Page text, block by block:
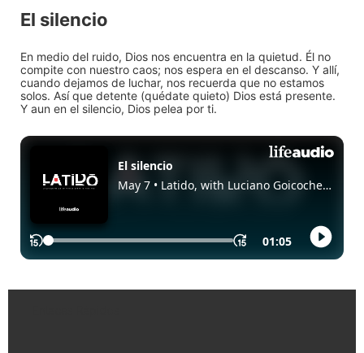
El silencio
En medio del ruido, Dios nos encuentra en la quietud. Él no
compite con nuestro caos; nos espera en el descanso. Y allí,
cuando dejamos de luchar, nos recuerda que no estamos
solos. Así que detente (quédate quieto) Dios está presente.
Y aun en el silencio, Dios pelea por ti.